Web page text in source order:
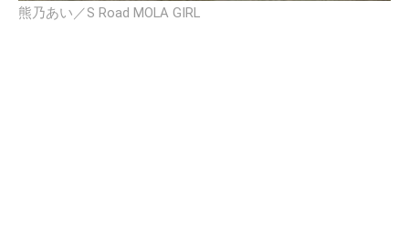
熊乃あい／S Road MOLA GIRL